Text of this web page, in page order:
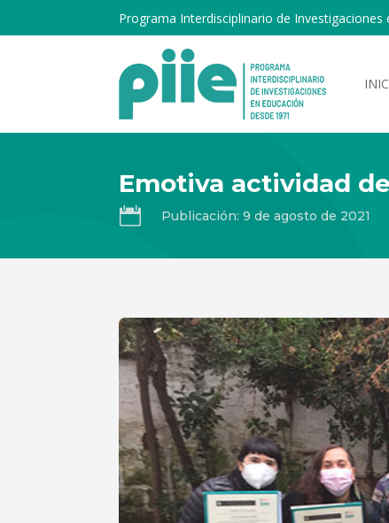
Programa Interdisciplinario de Investigaciones
Emotiva actividad
 Publicación: 9 de agosto de 2021